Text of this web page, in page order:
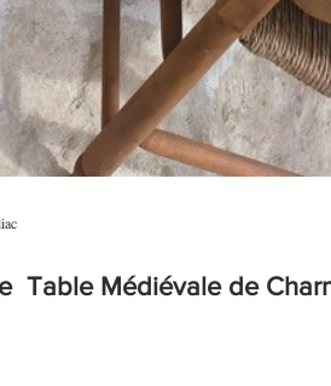
Table Médiévale de